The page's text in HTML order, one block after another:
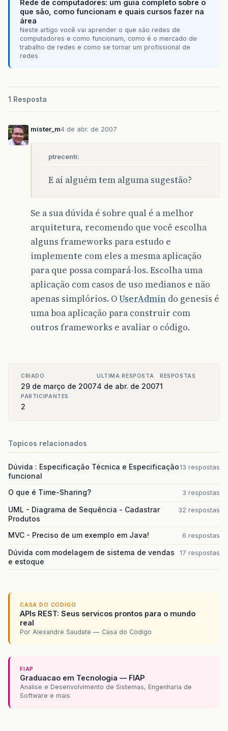
Rede de computadores: um guia completo sobre o
que são, como funcionam e quais cursos fazer na
área
Neste artigo você vai aprender o que são redes de
computadores e como funcionam, como é o mercado de
trabalho de redes e como se tornar um profissional de
redes
1 Resposta
mister_m4 de abr. de 2007
ptrecenti:
E aí alguém tem alguma sugestão?
Se a sua dúvida é sobre qual é a melhor
arquitetura, recomendo que você escolha
alguns frameworks para estudo e
implemente com eles a mesma aplicação
para que possa compará-los. Escolha uma
aplicação com casos de uso medianos e não
apenas simplórios. OUserAdmin do genesis é
uma boa aplicação para construir com
outros frameworks e avaliar o código.
CRIADO
29 de março de 2007
ULTIMA RESPOSTA
4 de abr. de 2007
RESPOSTAS
1
PARTICIPANTES
2
Topicos relacionados
Dúvida : Especificação Técnica e Especificação
funcional
13 respostas
O que é Time-Sharing? 3 respostas
UML - Diagrama de Sequência - Cadastrar
Produtos
32 respostas
MVC - Preciso de um exemplo em Java! 6 respostas
Dúvida com modelagem de sistema de vendas
e estoque
17 respostas
CASA DO CODIGO
APIs REST: Seus servicos prontos para o mundo
real
Por Alexandre Saudate — Casa do Codigo
FIAP
Graduacao em Tecnologia — FIAP
Analise e Desenvolvimento de Sistemas, Engenharia de
Software e mais